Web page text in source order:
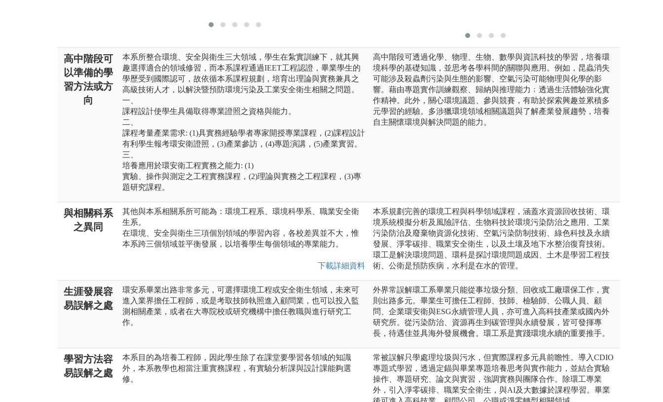
高中階段可
以準備的學
習方法或方
向
本系所整合環境、安全與衛生三大領域，學生在紮實訓練下，就其興
趣選擇適合的領域修習，而本系課程通過IEET工程認證，畢業學生的
學歷受到國際認可，故依循本系課程規劃，培育出理論與實務兼具之
高級技術人才，以解決暨預防環境污染及工業安全衛生相關之問題。
一、
課程設計使學生具備取得專業證照之資格與能力。
二、
課程考量產業需求: (1)具實務經驗學者專家開授專業課程，(2)課程設計
有利學生報考環安衛證照，(3)產業參訪，(4)專題演講，(5)產業實習。
三、
培養應用於環安衛工程實務之能力: (1)
實驗、操作與測定之工程實務課程，(2)理論與實務之工程課程，(3)專
題研究課程。
高中階段可透過化學、物理、生物、數學與資訊科技的學習，培養環
境科學的基礎知識，並思考各學科間的關聯與應用。例如，昆蟲消失
可能涉及殺蟲劑污染與生態的影響、空氣污染可能物理與化學的影
響。藉由專題實作訓練觀察、歸納與推理能力﹔透過生活體驗強化實
作精神。此外，關心環境議題、參與競賽，有助於探索興趣並累積多
元學習的經驗。多涉獵環境領域相關議題與了解產業發展趨勢，培養
自主關懷環境與解決問題的能力。
與相關科系
之異同
其他與本系相關系所可能為：環境工程系、環境科學系、職業安全衛
生系。
在環境、安全與衛生三項個別領域的學習內容，各校差異並不大，惟
本系跨三個領域並平衡發展，以培養學生每個領域的專業能力。
下載詳細資料
本系規劃完善的環境工程與科學領域課程，涵蓋水資源回收技術、環
境系統模擬分析及風險評估、生物科技於環境污染防治之應用、工業
污染防治及廢棄物資源化技術、空氣污染防制技術、綠色科技及永續
發展、淨零碳排、職業安全衛生，以及土壤及地下水整治復育技術。
環工是解決環境問題、環科是探討環境問題成因、土木是學習工程技
術、公衛是預防疾病，水利是在水的管理。
生涯發展容
易誤解之處
環安系畢業出路非常多元，可選擇環境工程或安全衛生領域，未來可
進入業界擔任工程師，或是考取技師執照進入顧問業，也可以投入監
測相關產業，或者在大專院校或研究機構中擔任教職與進行研究工
作。
外界常誤解環工系畢業只能從事垃圾分類、回收或工廠環保工作，實
則出路多元。畢業生可擔任工程師、技師、檢驗師、公職人員、顧
問、企業環安衛與ESG永續管理人員，亦可進入高科技產業或國內外
研究所。從污染防治、資源再生到碳管理與永續發展，皆可發揮專
長，待遇佳並具海外發展機會。環工系是實踐環境永續的重要推手。
學習方法容
易誤解之處
本系目的為培養工程師，因此學生除了在課堂要學習各領域的知識
外，本系教學也相當注重實務課程，有實驗分析課與設計課能夠選
修。
常被誤解只學處理垃圾與污水，但實際課程多元具前瞻性。導入CDIO
專題式學習，透過定錨與畢業專題培養思考與實作能力，並結合實驗
操作、專題研究、論文與實習，強調實務與團隊合作。除環工專業
外，引入淨零碳排、職業安全衛生，與AI及大數據於課程學習。畢業